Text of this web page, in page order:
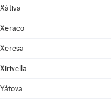
Xàtiva
Xeraco
Xeresa
Xirivella
Yátova